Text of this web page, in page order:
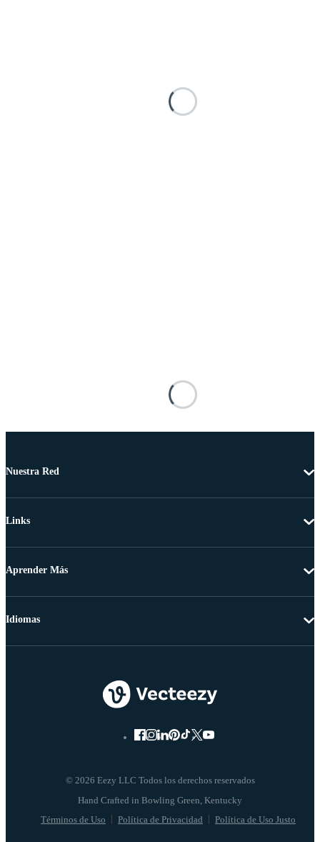
Nuestra Red
Links
Aprender Más
© 2026 Eezy LLC Todos los derechos reservados
Términos de Uso Política de Privacidad Política de Uso Justo
Idiomas